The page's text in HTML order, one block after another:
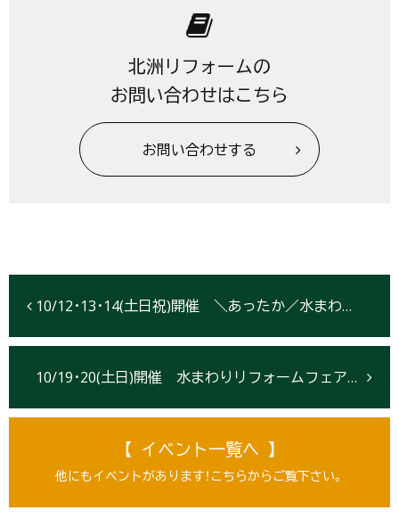
北洲リフォームの
お問い合わせはこちら
お問い合わせする
10/12･13･14(土日祝)開催 ＼あったか／水まわりリフォームフェア【仙台市】
10/19･20(土日)開催 水まわりリフォームフェア【盛岡市】
【 イベント一覧へ 】
他にもイベントがあります！こちらからご覧下さい。